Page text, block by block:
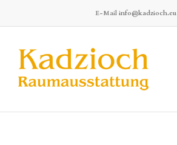
springen
E-Mail info@kadzioch.eu